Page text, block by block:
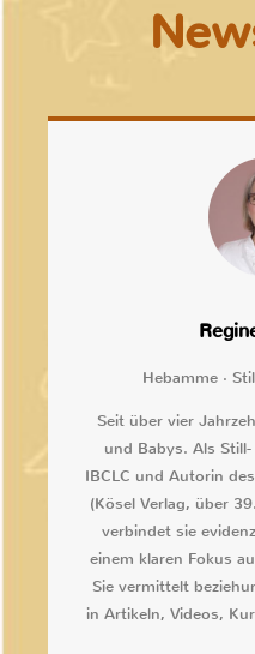
Hebamme ·
Seit über vier
und Babys. Als
IBCLC und Autorin
(Kösel Verlag, über
verbindet sie
einem klaren Fokus
Sie vermittelt
in Artikeln, Videos,